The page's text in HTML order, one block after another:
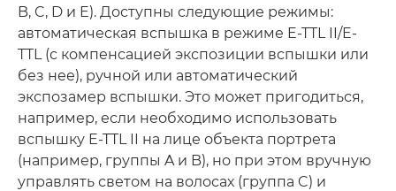
B, C, D и E). Доступны следующие режимы:
автоматическая вспышка в режиме E-TTL II/E-
TTL (с компенсацией экспозиции вспышки или
без нее), ручной или автоматический
экспозамер вспышки. Это может пригодиться,
например, если необходимо использовать
вспышку E-TTL II на лице объекта портрета
(например, группы A и B), но при этом вручную
управлять светом на волосах (группа C) и